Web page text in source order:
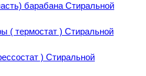
барабана Стиральной
( термостат ) Стиральной
) Стиральной